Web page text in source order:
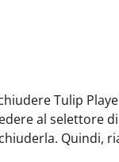
Tulip
al selettore
Quindi,